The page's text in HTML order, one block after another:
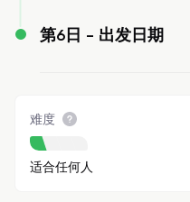
第6日 - 出发日期
难度
适合任何人